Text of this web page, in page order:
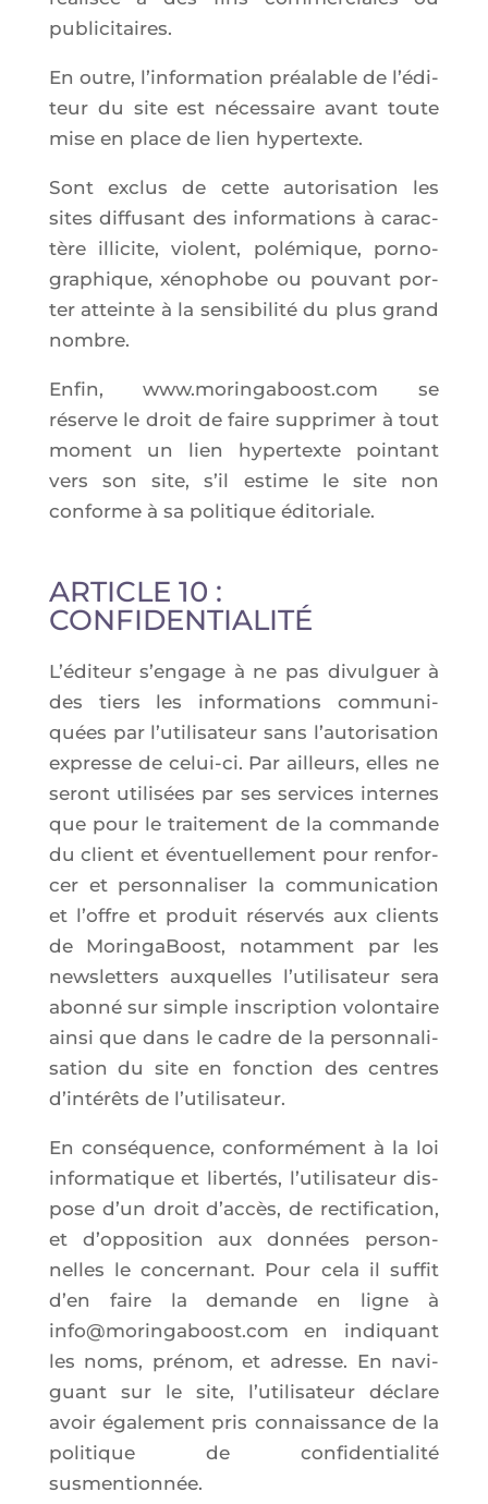
publicitaires.
En outre, l’in­for­ma­tion préa­lable de l’é­di­
teur du site est néces­saire avant toute
mise en place de lien hypertexte.
Sont exclus de cette auto­ri­sa­tion les
sites dif­fu­sant des infor­ma­tions à carac­
tère illi­cite, violent, polé­mique, por­no­
gra­phique, xéno­phobe ou pou­vant por­
ter atteinte à la sen­si­bi­li­té du plus grand
nombre.
Enfin, www.moringaboost.com se
réserve le droit de faire sup­pri­mer à tout
moment un lien hyper­texte poin­tant
vers son site, s’il estime le site non
conforme à sa poli­tique éditoriale.
ARTICLE 10 :
CONFIDENTIALITÉ
L’é­di­teur s’en­gage à ne pas divul­guer à
des tiers les infor­ma­tions com­mu­ni­
quées par l’u­ti­li­sa­teur sans l’au­to­ri­sa­tion
expresse de celui-ci. Par ailleurs, elles ne
seront uti­li­sées par ses ser­vices internes
que pour le trai­te­ment de la com­mande
du client et éven­tuel­le­ment pour ren­for­
cer et per­son­na­li­ser la com­mu­ni­ca­tion
et l’offre et pro­duit réser­vés aux clients
de Morin­ga­Boost, notam­ment par les
news­let­ters aux­quelles l’u­ti­li­sa­teur sera
abon­né sur simple ins­crip­tion volon­taire
ain­si que dans le cadre de la per­son­na­li­
sa­tion du site en fonc­tion des centres
d’in­té­rêts de l’utilisateur.
En consé­quence, confor­mé­ment à la loi
infor­ma­tique et liber­tés, l’u­ti­li­sa­teur dis­
pose d’un droit d’ac­cès, de rec­ti­fi­ca­tion,
et d’op­po­si­tion aux don­nées per­son­
nelles le concer­nant. Pour cela il suf­fit
d’en faire la demande en ligne à
info@moringaboost.com en indi­quant
les noms, pré­nom, et adresse. En navi­
guant sur le site, l’u­ti­li­sa­teur déclare
avoir éga­le­ment pris connais­sance de la
poli­tique de confi­den­tia­li­té
susmentionnée.